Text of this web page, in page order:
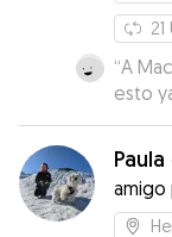
21
“A
esto
como
tenía
me ha
Paula ·
amigo